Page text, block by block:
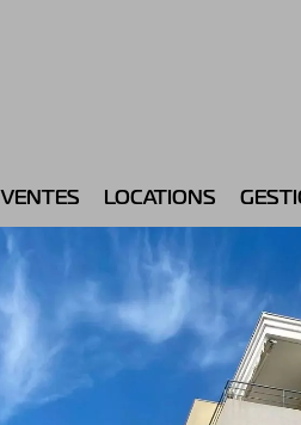
VENTES LOCATIONS